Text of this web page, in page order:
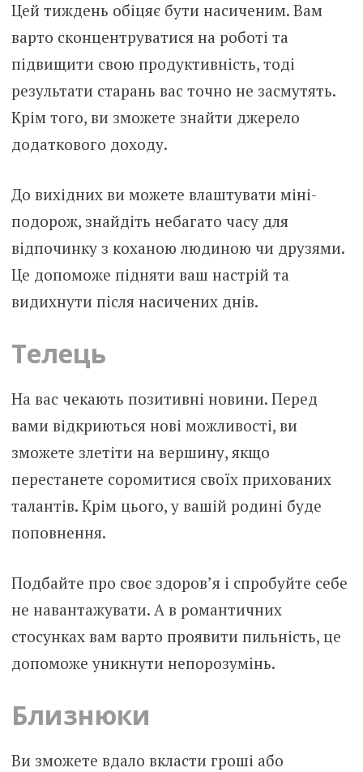
Цей тиждень обіцяє бути насиченим. Вам
варто сконцентруватися на роботі та
підвищити свою продуктивність, тоді
результати старань вас точно не засмутять.
Крім того, ви зможете знайти джерело
додаткового доходу.
До вихідних ви можете влаштувати міні-
подорож, знайдіть небагато часу для
відпочинку з коханою людиною чи друзями.
Це допоможе підняти ваш настрій та
видихнути після насичених днів.
Телець
На вас чекають позитивні новини. Перед
вами відкриються нові можливості, ви
зможете злетіти на вершину, якщо
перестанете соромитися своїх прихованих
талантів. Крім цього, у вашій родині буде
поповнення.
Подбайте про своє здоров’я і спробуйте себе
не навантажувати. А в романтичних
стосунках вам варто проявити пильність, це
допоможе уникнути непорозумінь.
Близнюки
Ви зможете вдало вкласти гроші або